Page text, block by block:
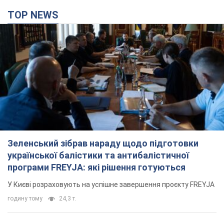
TOP NEWS
Зеленський зібрав нараду щодо підготовки
української балістики та антибалістичної
програми FREYJA: які рішення готуються
У Києві розраховують на успішне завершення проєкту FREYJA
годину тому 24,3 т.